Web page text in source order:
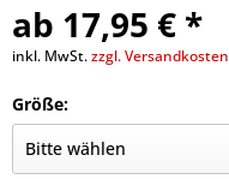
ab 17,95 € *
inkl. MwSt.zzgl. Versandkosten
Größe: